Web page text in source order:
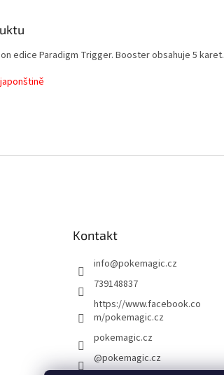
edice Paradigm Trigger. Booster obsahuje 5 karet.
Kontakt
info@pokemagic.cz
739148837
https://www.facebook.co
m/pokemagic.cz
pokemagic.cz
@pokemagic.cz